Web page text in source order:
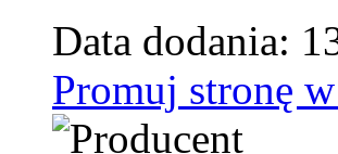
Data dodania:
Promuj stronę